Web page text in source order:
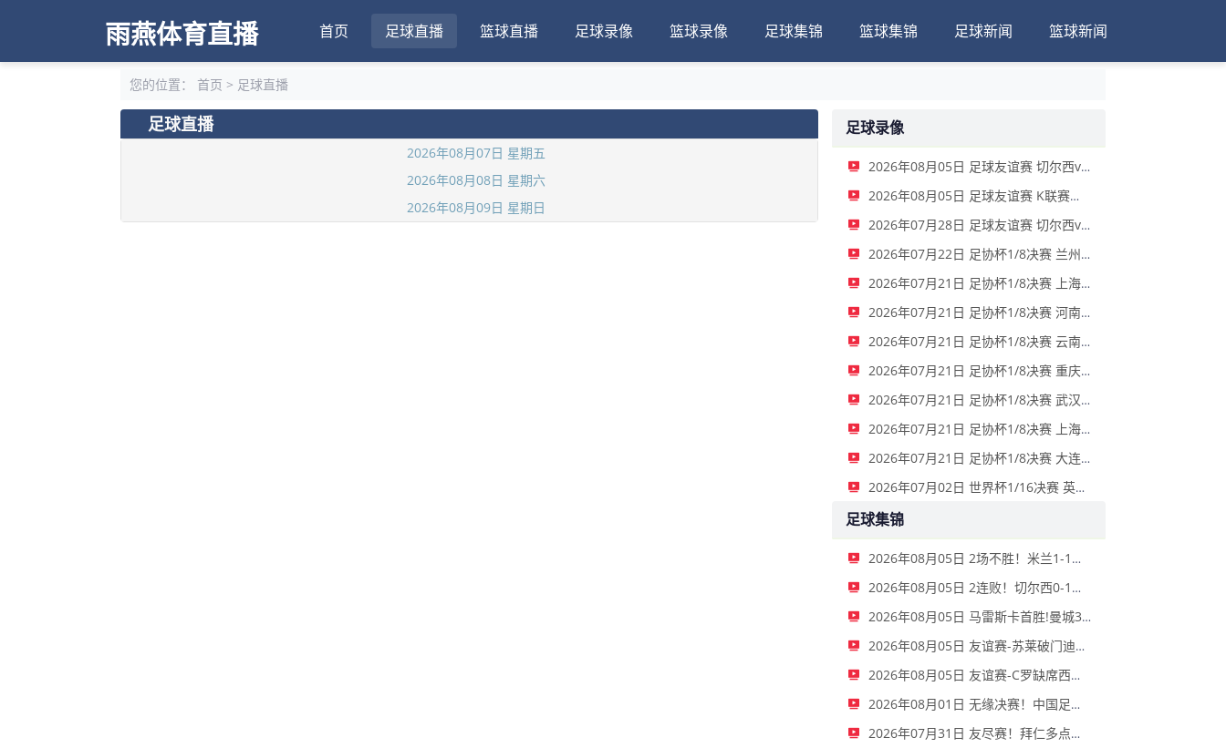
雨燕体育直播 首页 足球直播 篮球直播 足球录像 篮球录像 足球集锦 篮球集锦 足球新闻 篮球新闻
您的位置： 首页 > 足球直播
足球直播
2026年08月07日 星期五
2026年08月08日 星期六
2026年08月09日 星期日
足球录像
2026年08月05日 足球友谊赛 切尔西vs尤文图斯 全场录像
2026年08月05日 足球友谊赛 K联赛全明星vs曼城 全场录像
2026年07月28日 足球友谊赛 切尔西vs西悉尼漫步者 全场录像
2026年07月22日 足协杯1/8决赛 兰州陇原竞技 VS 陕西联合 全场录像
2026年07月21日 足协杯1/8决赛 上海海港 VS 深圳新鹏城 全场录像
2026年07月21日 足协杯1/8决赛 河南 VS 大连英博 全场录像
2026年07月21日 足协杯1/8决赛 云南玉昆 VS 成都蓉城 全场录像
2026年07月21日 足协杯1/8决赛 重庆铜梁龙 VS 青岛西海岸 全场录像
2026年07月21日 足协杯1/8决赛 武汉三镇 VS 山东泰山 全场录像
2026年07月21日 足协杯1/8决赛 上海申花 VS 青岛海牛 全场录像
2026年07月21日 足协杯1/8决赛 大连可为 VS 北京国安 全场录像
2026年07月02日 世界杯1/16决赛 英格兰vs民主刚果 全场录像
足球集锦
2026年08月05日 2场不胜！米兰1-1国米 迪马尔科破门 恩昆库造点+点射拉莫斯登场
2026年08月05日 2连败！切尔西0-1尤文 热格罗瓦世界波制胜穆德里克时隔614天复出
2026年08月05日 马雷斯卡首胜!曼城3-1K联赛全明星 赖因德斯努里破门塞梅尼奥助攻
2026年08月05日 友谊赛-苏莱破门迪巴拉助攻 罗马4-1纽波特郡
2026年08月05日 友谊赛-C罗缺席西马坎送点 胜利0-2不敌阿尔梅里亚
2026年08月01日 无缘决赛！中国足球小将红队0-2亚洲明星联，后者决赛战杭州足管
2026年07月31日 友尽赛！拜仁多点开花15-0大胜罗塔埃根 四人双响17岁阿索莫建功